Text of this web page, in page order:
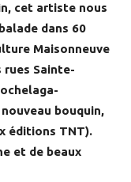
cet artiste nous
dans 60
Maisonneuve
rues Sainte-
bouquin,
éditions TNT).
et de beaux